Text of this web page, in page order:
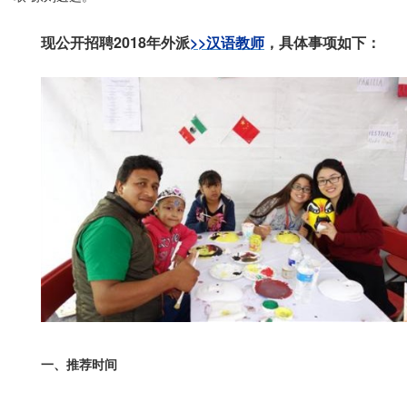
现公开招聘2018年外派>>汉语教师 ，具体事项如下：
一、推荐时间